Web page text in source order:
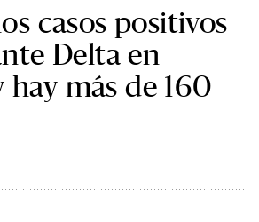
casos positivos
Delta en
más de 160